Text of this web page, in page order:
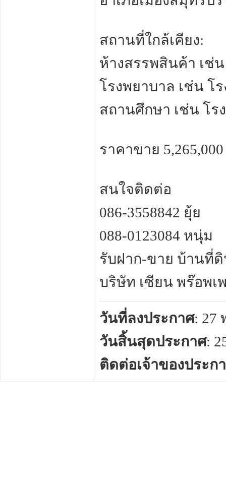
สถานที่ใกล้เคียง:
ห้างสรรพสินค้า เช่
โรงพยาบาล เช่น โ
สถานศึกษา เช่น โร
ราคาขาย
สนใจติดต่อ
086-3558842 ยุ้ย
088-0123084 หนุ่ม
รับฝาก-ขาย บ้านที่
บริษัท เซียน พร๊อพเ
วันที่ลงประกาศ: 27
วันสิ้นสุดประกาศ:
ติดต่อเจ้าของประก